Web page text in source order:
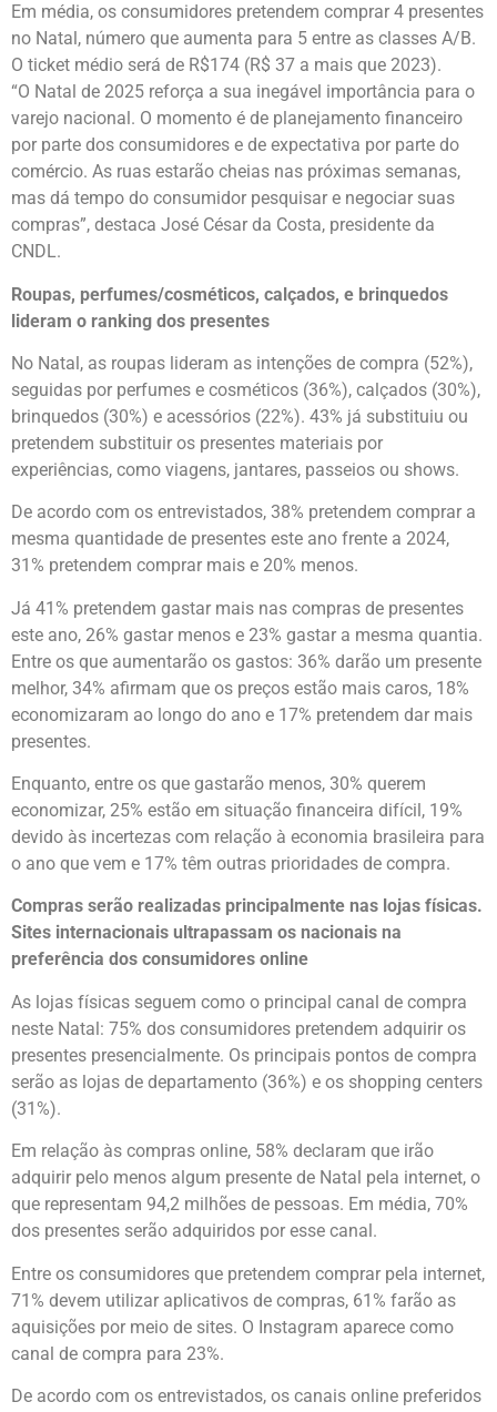
Em média, os consumidores pretendem comprar 4 presentes
no Natal, número que aumenta para 5 entre as classes A/B.
O ticket médio será de R$174 (R$ 37 a mais que 2023).
“O Natal de 2025 reforça a sua inegável importância para o
varejo nacional. O momento é de planejamento financeiro
por parte dos consumidores e de expectativa por parte do
comércio. As ruas estarão cheias nas próximas semanas,
mas dá tempo do consumidor pesquisar e negociar suas
compras”, destaca José César da Costa, presidente da
CNDL.
Roupas, perfumes/cosméticos, calçados, e brinquedos
lideram o ranking dos presentes
No Natal, as roupas lideram as intenções de compra (52%),
seguidas por perfumes e cosméticos (36%), calçados (30%),
brinquedos (30%) e acessórios (22%). 43% já substituiu ou
pretendem substituir os presentes materiais por
experiências, como viagens, jantares, passeios ou shows.
De acordo com os entrevistados, 38% pretendem comprar a
mesma quantidade de presentes este ano frente a 2024,
31% pretendem comprar mais e 20% menos.
Já 41% pretendem gastar mais nas compras de presentes
este ano, 26% gastar menos e 23% gastar a mesma quantia.
Entre os que aumentarão os gastos: 36% darão um presente
melhor, 34% afirmam que os preços estão mais caros, 18%
economizaram ao longo do ano e 17% pretendem dar mais
presentes.
Enquanto, entre os que gastarão menos, 30% querem
economizar, 25% estão em situação financeira difícil, 19%
devido às incertezas com relação à economia brasileira para
o ano que vem e 17% têm outras prioridades de compra.
Compras serão realizadas principalmente nas lojas físicas.
Sites internacionais ultrapassam os nacionais na
preferência dos consumidores online
As lojas físicas seguem como o principal canal de compra
neste Natal: 75% dos consumidores pretendem adquirir os
presentes presencialmente. Os principais pontos de compra
serão as lojas de departamento (36%) e os shopping centers
(31%).
Em relação às compras online, 58% declaram que irão
adquirir pelo menos algum presente de Natal pela internet, o
que representam 94,2 milhões de pessoas. Em média, 70%
dos presentes serão adquiridos por esse canal.
Entre os consumidores que pretendem comprar pela internet,
71% devem utilizar aplicativos de compras, 61% farão as
aquisições por meio de sites. O Instagram aparece como
canal de compra para 23%.
De acordo com os entrevistados, os canais online preferidos